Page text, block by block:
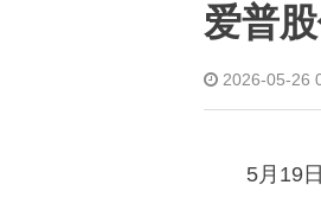
爱普
2026-05-
5月19日